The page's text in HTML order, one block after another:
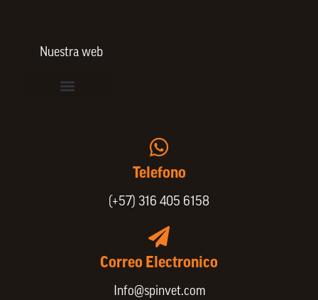
Nuestra web
Telefono
(+57) 316 405 6158
Correo Electronico
Info@spinvet.com